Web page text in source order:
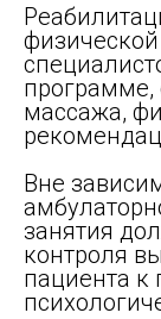
программе,
массажа,
Вне
занятия
контроля
пациента к